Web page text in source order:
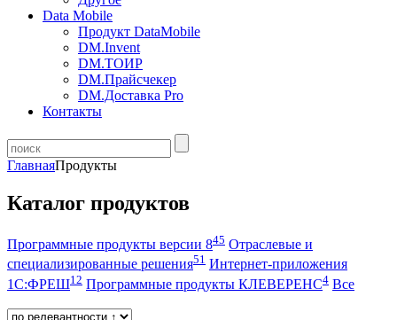
Data Mobile
Продукт DataMobile
DM.Invent
DM.ТОИР
DM.Прайсчекер
DM.Доставка Pro
Контакты
ГлавнаяПродукты
Каталог продуктов
Программные продукты версии 845 Отраслевые и
специализированные решения51 Интернет-приложения
1С:ФРЕШ12 Программные продукты КЛЕВЕРЕНС4 Все